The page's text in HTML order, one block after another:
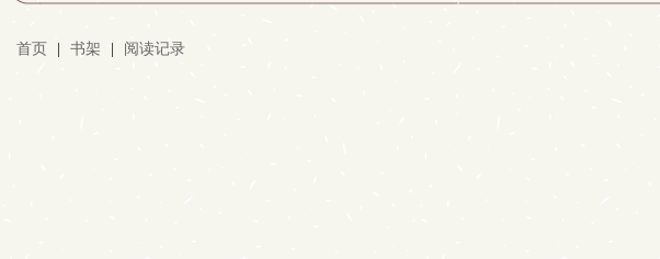
首页 书架 阅读记录